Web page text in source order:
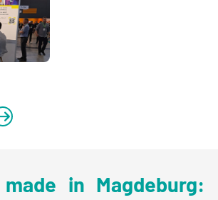
made in Magdeburg: